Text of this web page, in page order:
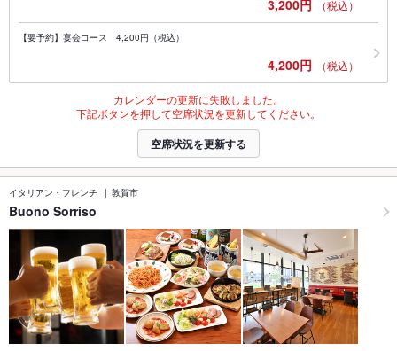
3,200円 （税込）
【要予約】宴会コース 4,200円（税込）
4,200円 （税込）
カレンダーの更新に失敗しました。
下記ボタンを押して空席状況を更新してください。
空席状況を更新する
イタリアン・フレンチ 敦賀市
Buono Sorriso